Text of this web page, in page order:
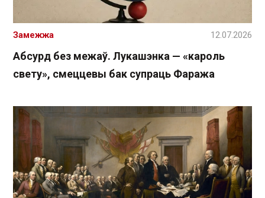
Абсурд без межаў. Лукашэнка — «кароль
свету», смеццевы бак супраць Фаража
Замежжа 12.07.2026